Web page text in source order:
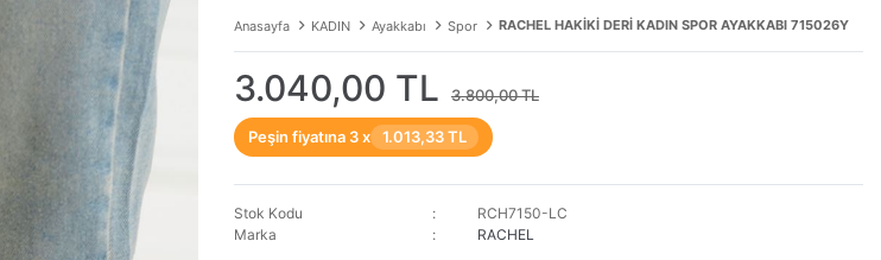
Anasayfa KADIN Ayakkabı Spor RACHEL HAKİKİ DERİ KADIN SPOR AYAKKABI 715026Y
3.040,00 TL 3.800,00 TL
Peşin fiyatına 3 x 1.013,33 TL
Stok Kodu
RCH7150-LC
Marka
RACHEL